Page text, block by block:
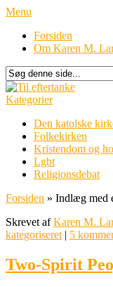
Menu
Forsiden
Om Karen M.
Kategorier
Den katolske
Folkekirken
Kristendom og
Lgbt
Religionsdebat
Forsiden » Indlæg med
Skrevet afKaren M.
kategoriseret | 5
Two-Spirit